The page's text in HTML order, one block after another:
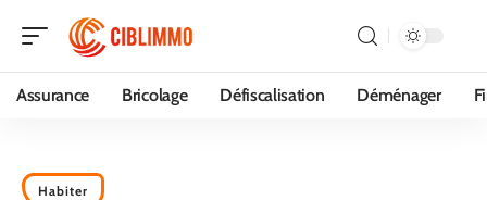
Assurance Bricolage Défiscalisation Déménager
Habiter